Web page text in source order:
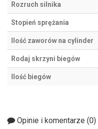
Rozruch silnika
Stopień sprężania
Ilość zaworów na cylinder
Rodaj skrzyni biegów
Ilość biegów
Opinie i komentarze (0)